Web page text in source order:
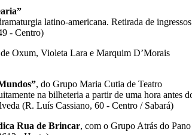
latino-americana. Retirada de
- Centro)
Oxum, Violeta Lara e Marquim D’Morais
, do Grupo Maria Cutia de Teatro
na bilheteria a partir de uma hora antes
(R. Luís Cassiano, 60 - Centro / Sabará)
Rua de Brincar, com o Grupo Atrás do Pano